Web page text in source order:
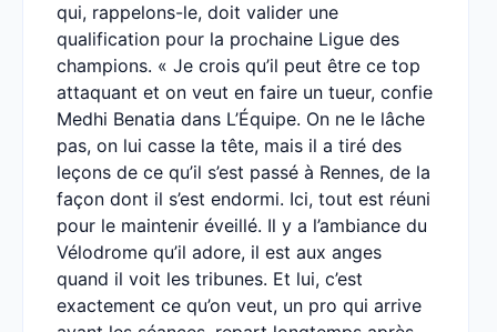
qui, rappelons-le, doit valider une
qualification pour la prochaine Ligue des
champions. « Je crois qu’il peut être ce top
attaquant et on veut en faire un tueur, confie
Medhi Benatia dans L’Équipe. On ne le lâche
pas, on lui casse la tête, mais il a tiré des
leçons de ce qu’il s’est passé à Rennes, de la
façon dont il s’est endormi. Ici, tout est réuni
pour le maintenir éveillé. Il y a l’ambiance du
Vélodrome qu’il adore, il est aux anges
quand il voit les tribunes. Et lui, c’est
exactement ce qu’on veut, un pro qui arrive